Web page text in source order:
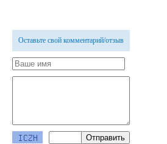
Оставьте свой комментарий/отзыв